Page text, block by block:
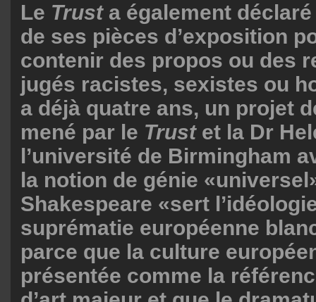
Le Trust a également
de ses pièces d’exposition
contenir des propos ou des
jugés racistes, sexistes ou
a déjà quatre ans, un projet
mené par le Trust et la Dr
l’université de Birmingham
la notion de génie
Shakespeare «sert
suprématie européenne
parce que la culture
présentée comme la